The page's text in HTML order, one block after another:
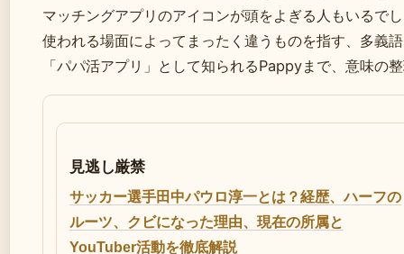
マッチングアプリのアイコンが頭をよぎる人もいるで
使われる場面によってまったく違うものを指す、多義
「パパ活アプリ」として知られるPappyまで、意味の
見逃し厳禁
サッカー選手田中パウロ淳一とは？経歴、ハーフの
ルーツ、クビになった理由、現在の所属と
YouTuber活動を徹底解説